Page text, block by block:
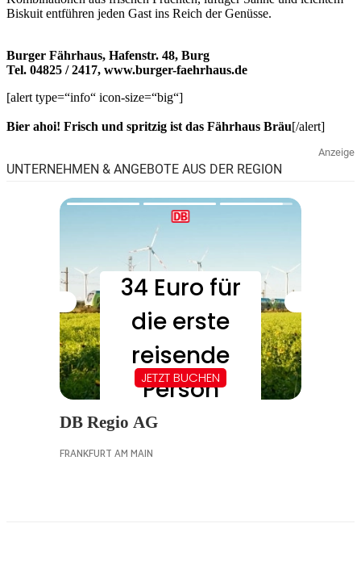
Biskuit entführen jeden Gast ins Reich der Genüsse.
Burger Fährhaus, Hafenstr. 48, Burg
Tel. 04825 / 2417, www.burger-faehrhaus.de
[alert type=“info“ icon-size=“big“]
Bier ahoi! Frisch und spritzig ist das Fährhaus Bräu[/alert]